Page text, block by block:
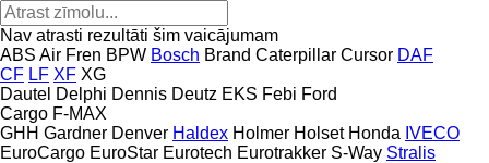
Nav atrasti rezultāti šim vaicājumam
ABS Air Fren BPW Bosch Brand Caterpillar Cursor DAF
CF LF XF XG
Dautel Delphi Dennis Deutz EKS Febi Ford
Cargo F-MAX
GHH Gardner Denver Haldex Holmer Holset Honda IVECO
EuroCargo EuroStar Eurotech Eurotrakker S-Way Stralis